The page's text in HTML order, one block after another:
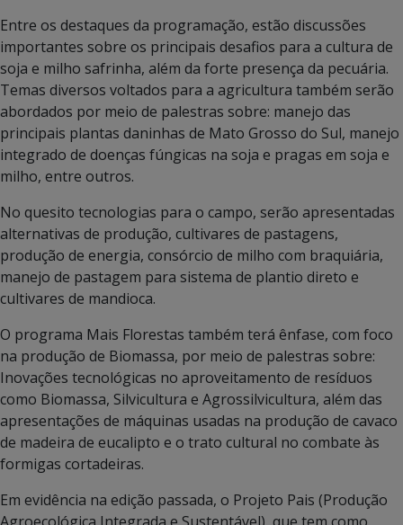
Entre os destaques da programação, estão discussões
importantes sobre os principais desafios para a cultura de
soja e milho safrinha, além da forte presença da pecuária.
Temas diversos voltados para a agricultura também serão
abordados por meio de palestras sobre: manejo das
principais plantas daninhas de Mato Grosso do Sul, manejo
integrado de doenças fúngicas na soja e pragas em soja e
milho, entre outros.
No quesito tecnologias para o campo, serão apresentadas
alternativas de produção, cultivares de pastagens,
produção de energia, consórcio de milho com braquiária,
manejo de pastagem para sistema de plantio direto e
cultivares de mandioca.
O programa Mais Florestas também terá ênfase, com foco
na produção de Biomassa, por meio de palestras sobre:
Inovações tecnológicas no aproveitamento de resíduos
como Biomassa, Silvicultura e Agrossilvicultura, além das
apresentações de máquinas usadas na produção de cavaco
de madeira de eucalipto e o trato cultural no combate às
formigas cortadeiras.
Em evidência na edição passada, o Projeto Pais (Produção